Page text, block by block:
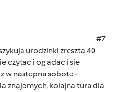
#7
urodzinki zreszta 40
czytac i ogladac i sie
w nastepna sobote -
znajomych, kolajna tura dla